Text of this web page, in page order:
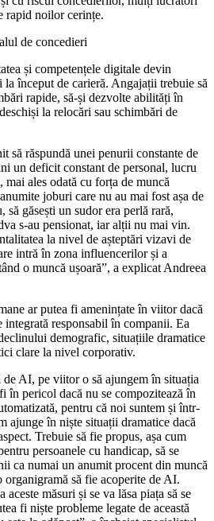
rapid noilor cerințe.
de concedieri
și competențele digitale devin
început de carieră. Angajații trebuie să
rapide, să-și dezvolte abilități în
la relocări sau schimbări de
să răspundă unei penurii constante de
un deficit constant de personal, lucru
ales odată cu forța de muncă
joburi care nu au mai fost așa de
găsești un sudor era perlă rară,
s-au pensionat, iar alții nu mai vin.
la nivel de așteptări vizavi de
intră în zona influencerilor și a
o muncă ușoară”, a explicat Andreea
ar putea fi amenințate în viitor dacă
integrată responsabil în companii. Ea
demografic, situațiile dramatice
clare la nivel corporativ.
AI, pe viitor o să ajungem în situația
în pericol dacă nu se compozitează în
pentru că noi suntem și într-
ajunge în niște situații dramatice dacă
Trebuie să fie propus, așa cum
persoanele cu handicap, să se
ca numai un anumit procent din muncă
să fie acoperite de AI.
aceste măsuri și se va lăsa piața să se
fi niște probleme legate de această